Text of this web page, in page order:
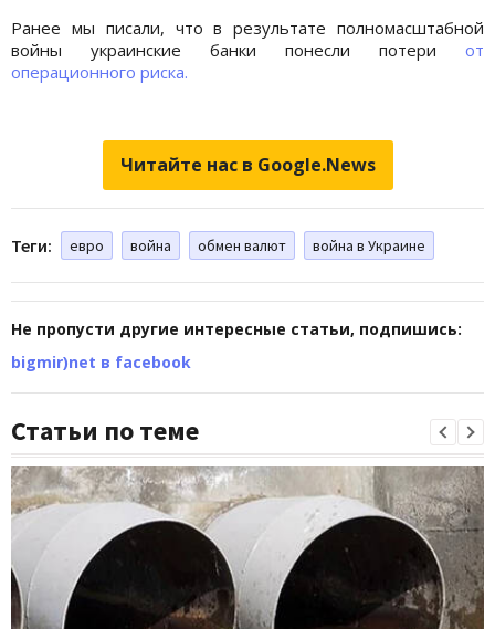
Ранее мы писали, что в результате полномасштабной
войны украинские банки понесли потери от
операционного риска.
Читайте нас в Google.News
Теги: евро война обмен валют война в Украине
Не пропусти другие интересные статьи, подпишись:
bigmir)net в facebook
Статьи по теме